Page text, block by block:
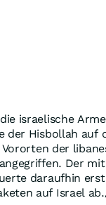
israelische
der Hisbollah auf
der
Der
daraufhin
auf Israel